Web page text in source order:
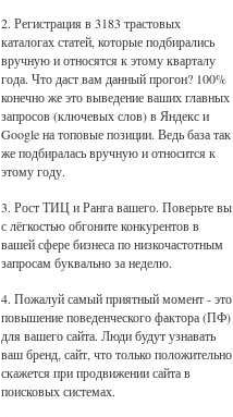
2. Регистрация в 3183 трастовых
каталогах статей, которые подбирались
вручную и относятся к этому кварталу
года. Что даст вам данный прогон? 100%
конечно же это выведение ваших главных
запросов (ключевых слов) в Яндекс и
Google на топовые позиции. Ведь база так
же подбиралась вручную и относится к
этому году.
3. Рост ТИЦ и Ранга вашего. Поверьте вы
с лёгкостью обгоните конкурентов в
вашей сфере бизнеса по низкочастотным
запросам буквально за неделю.
4. Пожалуй самый приятный момент - это
повышение поведенческого фактора (ПФ)
для вашего сайта. Люди будут узнавать
ваш бренд, сайт, что только положительно
скажется при продвижении сайта в
поисковых системах.